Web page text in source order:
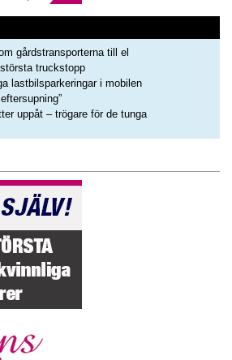
gårdstransporterna till el
truckstopp
lastbilsparkeringar i mobilen
uppåt – trögare för de tunga